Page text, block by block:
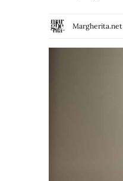
Margherita.net